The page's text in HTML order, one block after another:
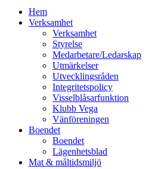
Hem
Verksamhet
Verksamhet
Styrelse
Medarbetare/Ledarskap
Utmärkelser
Utvecklingsråden
Integritetspolicy
Visselblåsarfunktion
Klubb Vega
Vänföreningen
Boendet
Boendet
Lägenhetsblad
Mat & måltidsmiljö